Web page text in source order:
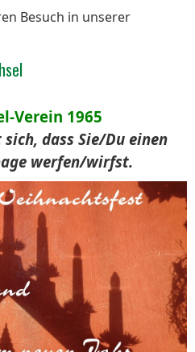
Besuch in unserer
Verein 1965
dass Sie/Du einen
werfen/wirfst.